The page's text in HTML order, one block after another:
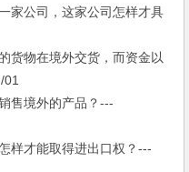
公司，这家公司怎样才具
物在境外交货，而资金以
01
境外的产品？---
才能取得进出口权？---